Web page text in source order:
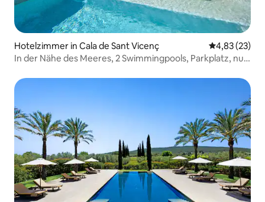
Hotelzimmer in Cala de Sant Vicenç
4,83 (23)
In der Nähe des Meeres, 2 Swimmingpools, Parkplatz, nur